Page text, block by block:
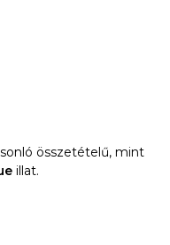
összetételű, mint
illat.